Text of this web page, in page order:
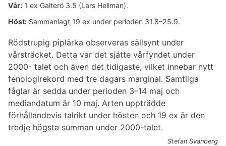
Vår: 1 ex Galterö 3.5 (Lars Hellman).
Höst: Sammanlagt 19 ex under perioden 31.8–25.9.
Rödstrupig piplärka observeras sällsynt under
vårsträcket. Detta var det sjätte vårfyndet under
2000- talet och även det tidigaste, vilket innebar nytt
fenologirekord med tre dagars marginal. Samtliga
fåglar är sedda under perioden 3–14 maj och
mediandatum är 10 maj. Arten uppträdde
förhållandevis talrikt under hösten och 19 ex är den
tredje högsta summan under 2000-talet.
Stefan Svanberg